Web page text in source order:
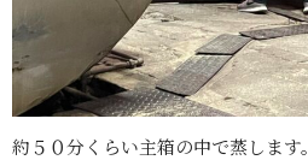
約５０分くらい主箱の中で蒸します。